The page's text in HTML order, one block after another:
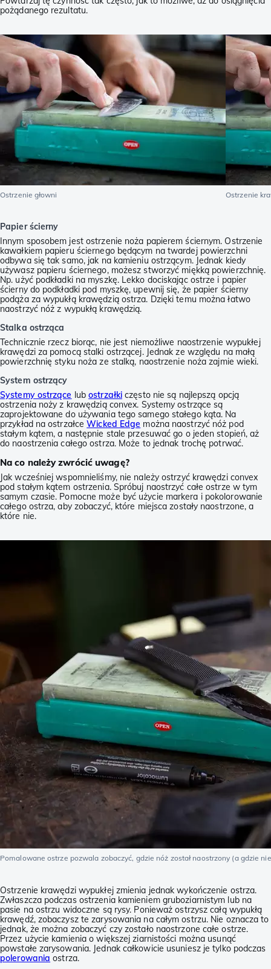
pożądanego rezultatu.
Ostrzenie głowni Ostrzenie
Papier ścierny
Innym sposobem jest ostrzenie noża papierem ściernym. Ostrzenie
kawałkiem papieru ściernego będącym na twardej powierzchni
odbywa się tak samo, jak na kamieniu ostrzącym. Jednak kiedy
używasz papieru ściernego, możesz stworzyć miękką powierzchnię.
Np. użyć podkładki na myszkę. Lekko dociskając ostrze i papier
ścierny do podkładki pod myszkę, upewnij się, że papier ścierny
podąża za wypukłą krawędzią ostrza. Dzięki temu można łatwo
naostrzyć nóż z wypukłą krawędzią.
Stalka ostrząca
Technicznie rzecz biorąc, nie jest niemożliwe naostrzenie wypukłej
krawędzi za pomocą stalki ostrzącej. Jednak ze względu na małą
powierzchnię styku noża ze stalką, naostrzenie noża zajmie wieki.
System ostrzący
Systemy ostrzące lubostrzałki często nie są najlepszą opcją
ostrzenia noży z krawędzią convex. Systemy ostrzące są
zaprojektowane do używania tego samego stałego kąta. Na
przykład na ostrzałceWicked Edge można naostrzyć nóż pod
stałym kątem, a następnie stale przesuwać go o jeden stopień, aż
do naostrzenia całego ostrza. Może to jednak trochę potrwać.
Na co należy zwrócić uwagę?
Jak wcześniej wspomnieliśmy, nie należy ostrzyć krawędzi convex
pod stałym kątem ostrzenia. Spróbuj naostrzyć całe ostrze w tym
samym czasie. Pomocne może być użycie markera i pokolorowanie
całego ostrza, aby zobaczyć, które miejsca zostały naostrzone, a
które nie.
Pomalowane ostrze pozwala zobaczyć, gdzie nóż został naostrzony (a gdzie
Ostrzenie krawędzi wypukłej zmienia jednak wykończenie ostrza.
Zwłaszcza podczas ostrzenia kamieniem gruboziarnistym lub na
pasie na ostrzu widoczne są rysy. Ponieważ ostrzysz całą wypukłą
krawędź, zobaczysz te zarysowania na całym ostrzu. Nie oznacza to
jednak, że można zobaczyć czy zostało naostrzone całe ostrze.
Przez użycie kamienia o większej ziarnistości można usunąć
powstałe zarysowania. Jednak całkowicie usuniesz je tylko podczas
polerowania ostrza.